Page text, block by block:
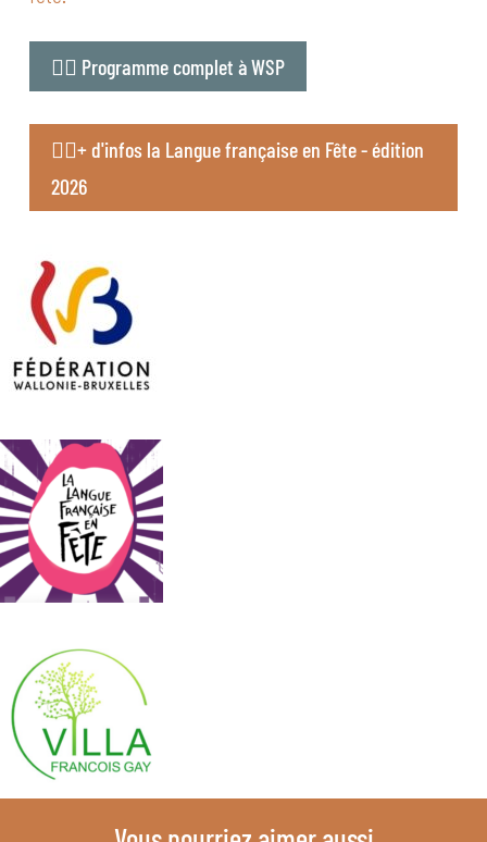
👉🏻 Programme complet à WSP
👉🏻+ d'infos la Langue française en Fête - édition
2026